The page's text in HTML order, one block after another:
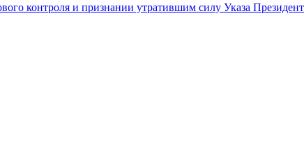
контроля и признании утратившим силу Указа